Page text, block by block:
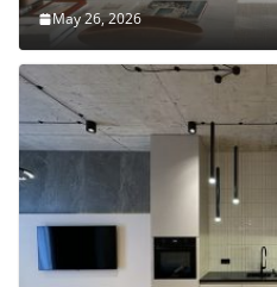
May 26, 2026